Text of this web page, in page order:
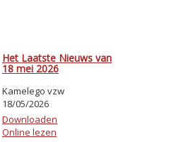
Het Laatste Nieuws van
18 mei 2026
Kamelego vzw
18/05/2026
Downloaden
Online lezen